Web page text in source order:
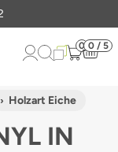
0 0 / 5
Holzart Eiche
IN